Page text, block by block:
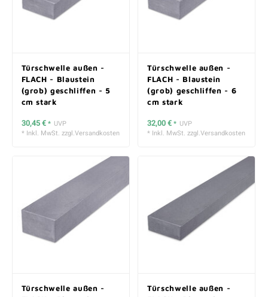
Türschwelle außen -
FLACH - Blaustein
(grob) geschliffen - 5
cm stark
30,45 €* UVP
* Inkl. MwSt. zzgl.Versandkosten
Türschwelle außen -
FLACH - Blaustein
(grob) geschliffen - 6
cm stark
32,00 €* UVP
* Inkl. MwSt. zzgl.Versandkosten
Türschwelle außen -
Türschwelle außen -